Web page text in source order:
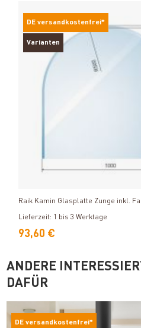
DE versandkostenfrei*
Varianten
Raik Kamin Glasplatte Zunge inkl.
Lieferzeit: 1 bis 3 Werktage
93,60 €
ANDERE
DAFÜR
DE versandkostenfrei*